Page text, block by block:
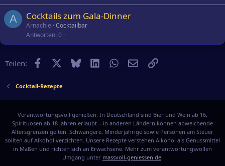
A Cocktails zum Gala-Dinner
Arnachie Cocktailbar
Antworten 0
Teilen: Facebook BlueskyLinkedInWhatsApp
E-MailLink
Cocktail-Rezepte
Verantwortungsvoll genießen: In Deutschland sind Bier und Wein ab 16,
Spirituosen ab 18 Jahren erlaubt – in anderen Ländern können abweichende
Altersgrenzen gelten. Schwangere, Minderjährige sowie Personen am Steuer
sollten auf Alkohol verzichten. Unsere Rezepte verstehen Alkohol als Genussmittel
in Maßen und richten sich an Erwachsene. Mehr zum verantwortungsvollen
Umgang unter massvoll-geniessen.de